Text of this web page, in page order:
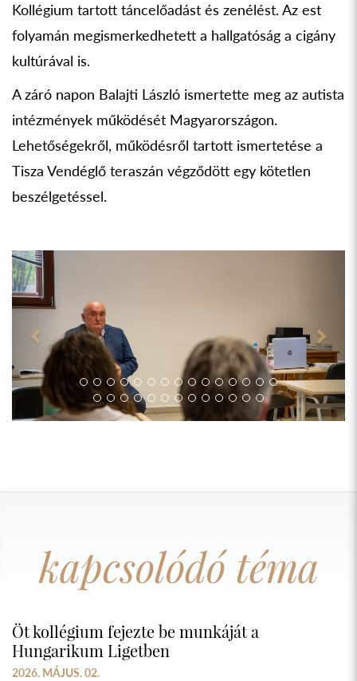
Kollégium tartott táncelőadást és zenélést. Az est
folyamán megismerkedhetett a hallgatóság a cigány
kultúrával is.
A záró napon Balajti László ismertette meg az autista
intézmények működését Magyarországon.
Lehetőségekről, működésről tartott ismertetése a
Tisza Vendéglő teraszán végződött egy kötetlen
beszélgetéssel.
Previous
kapcsolódó téma
Öt kollégium fejezte be munkáját a
Hungarikum Ligetben
2026. MÁJUS. 02.